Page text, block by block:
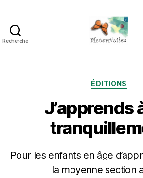
Recherche
ÉDITIONS
J’apprends
Pour les enfants en âge
la moyenne section